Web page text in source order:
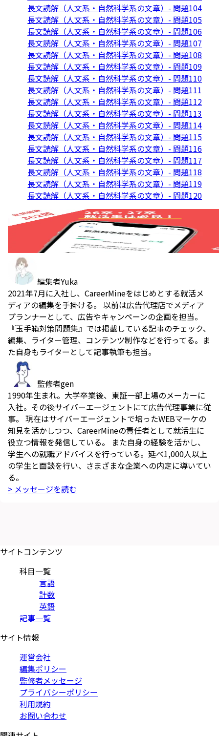
長文読解（人文系・自然科学系の文章）- 問題104
長文読解（人文系・自然科学系の文章）- 問題105
長文読解（人文系・自然科学系の文章）- 問題106
長文読解（人文系・自然科学系の文章）- 問題107
長文読解（人文系・自然科学系の文章）- 問題108
長文読解（人文系・自然科学系の文章）- 問題109
長文読解（人文系・自然科学系の文章）- 問題110
長文読解（人文系・自然科学系の文章）- 問題111
長文読解（人文系・自然科学系の文章）- 問題112
長文読解（人文系・自然科学系の文章）- 問題113
長文読解（人文系・自然科学系の文章）- 問題114
長文読解（人文系・自然科学系の文章）- 問題115
長文読解（人文系・自然科学系の文章）- 問題116
長文読解（人文系・自然科学系の文章）- 問題117
長文読解（人文系・自然科学系の文章）- 問題118
長文読解（人文系・自然科学系の文章）- 問題119
長文読解（人文系・自然科学系の文章）- 問題120
編集者Yuka
2021年7月に入社し、CareerMineをはじめとする就活メ
ディアの編集を手掛ける。 以前は広告代理店でメディア
プランナーとして、広告やキャンペーンの企画を担当。
『玉手箱対策問題集』では掲載している記事のチェック、
編集、ライター管理、コンテンツ制作などを行ってる。ま
た自身もライターとして記事執筆も担当。
監修者gen
1990年生まれ。大学卒業後、東証一部上場のメーカーに
入社。その後サイバーエージェントにて広告代理事業に従
事。 現在はサイバーエージェントで培ったWEBマーケの
知見を活かしつつ、CareerMineの責任者として就活生に
役立つ情報を発信している。 また自身の経験を活かし、
学生への就職アドバイスを行っている。延べ1,000人以上
の学生と面談を行い、さまざまな企業への内定に導いてい
る。
> メッセージを読む
サイトコンテンツ
科目一覧
言語
計数
英語
記事一覧
サイト情報
運営会社
編集ポリシー
監修者メッセージ
プライバシーポリシー
利用規約
お問い合わせ